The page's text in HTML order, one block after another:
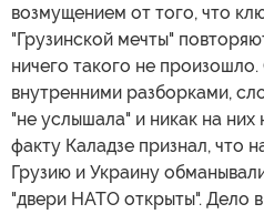
возмущением от того, что
"Грузинской мечты"
ничего такого не произошло.
внутренними разборками,
"не услышала" и никак на них
факту Каладзе признал, что
Грузию и Украину
"двери НАТО открыты". Дело